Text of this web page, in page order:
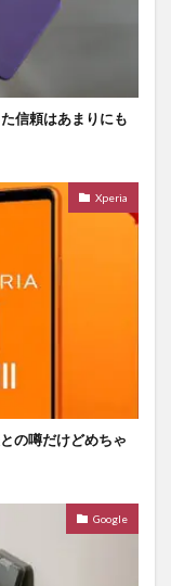
信頼はあまりにも
Xperia
の噂だけどめちゃ
Google